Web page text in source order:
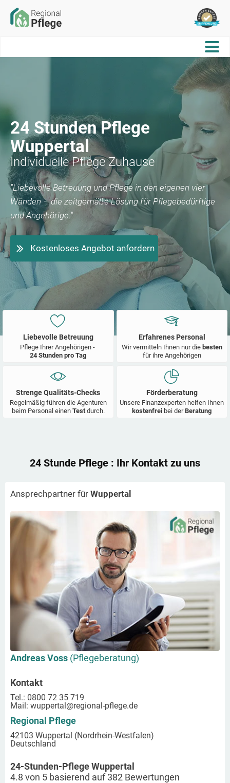
24 Stunden Pflege
Wuppertal
Individuelle Pflege Zuhause
"Liebevolle Betreuung und Pflege in den eigenen vier
Wänden – die zeitgemäße Lösung für Pflegebedürftige
und Angehörige."
Kostenloses Angebot anfordern
Liebevolle Betreuung
Pflege Ihrer Angehörigen -
24 Stunden pro Tag
Erfahrenes Personal
Wir vermitteln Ihnen nur die besten
für ihre Angehörigen
Strenge Qualitäts-Checks
Regelmäßig führen die Agenturen
beim Personal einen Test durch.
Förderberatung
Unsere Finanzexperten helfen Ihnen
kostenfrei bei derBeratung
24 Stunde Pflege : Ihr Kontakt zu uns
Ansprechpartner für Wuppertal
Andreas Voss (Pflegeberatung)
Kontakt
Tel.: 0800 72 35 719
Mail: wuppertal@regional-pflege.de
Regional Pflege
42103 Wuppertal (Nordrhein-Westfalen)
Deutschland
24-Stunden-Pflege Wuppertal
4.8 von 5 basierend auf382 Bewertungen